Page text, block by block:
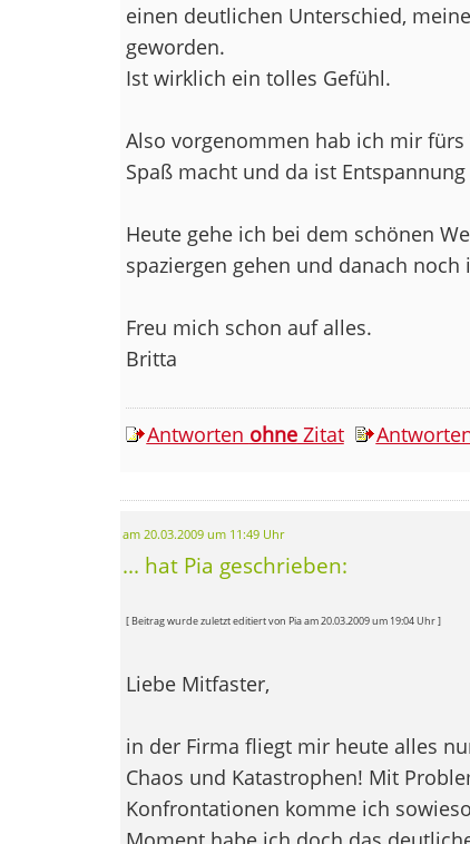
einen deutlichen Unterschied,
geworden.
Ist wirklich ein tolles Gefühl.
Also vorgenommen hab ich mir
Spaß macht und da ist
Heute gehe ich bei dem schönen
spaziergen gehen und danach noch
Freu mich schon auf alles.
Britta
Antworten ohneZitat
am 20.03.2009 um 11:49 Uhr
... hat Pia geschrieben:
[ Beitrag wurde zuletzt editiert von Pia am 20.03.2009 um 19:04 Uhr ]
Liebe Mitfaster,
in der Firma fliegt mir heute alles
Chaos und Katastrophen! Mit
Konfrontationen komme ich